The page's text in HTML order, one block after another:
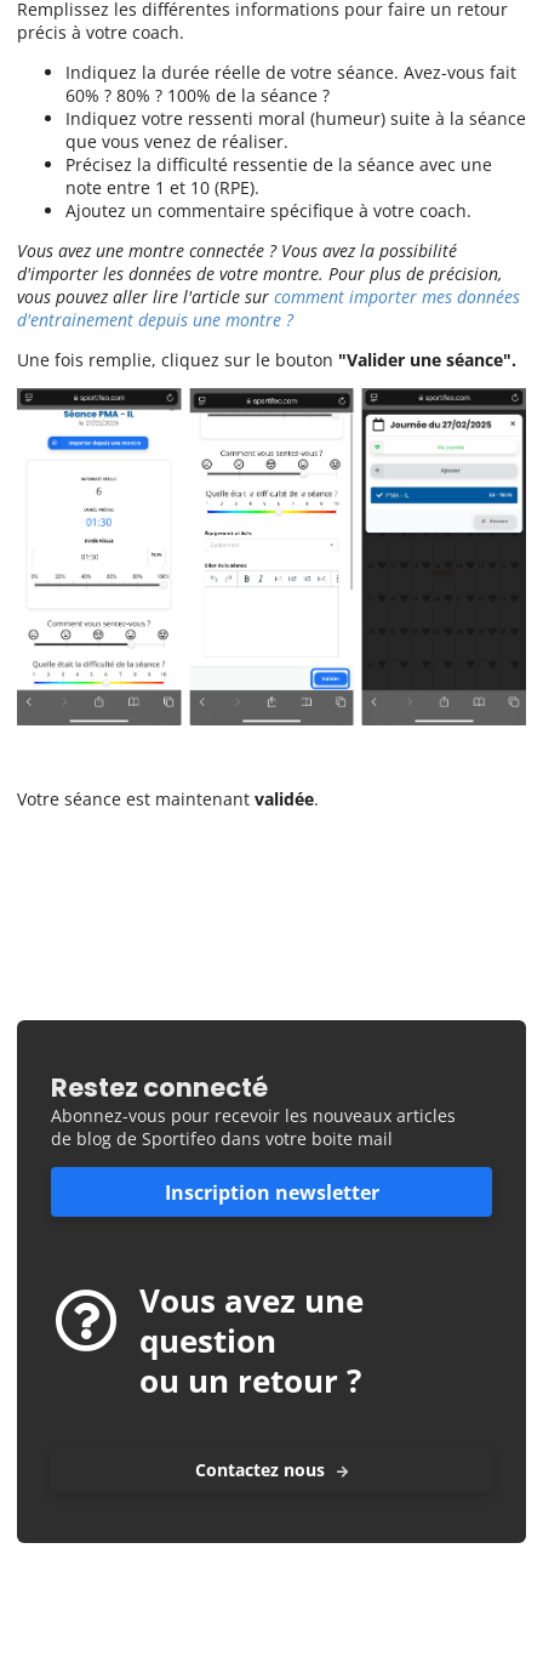
Remplissez les différentes informations pour faire un retour
précis à votre coach.
Indiquez la durée réelle de votre séance. Avez-vous fait
60% ? 80% ? 100% de la séance ?
Indiquez votre ressenti moral (humeur) suite à la séance
que vous venez de réaliser.
Précisez la difficulté ressentie de la séance avec une
note entre 1 et 10 (RPE).
Ajoutez un commentaire spécifique à votre coach.
Vous avez une montre connectée ? Vous avez la possibilité
d'importer les données de votre montre. Pour plus de précision,
vous pouvez aller lire l'article sur comment importer mes données
d'entrainement depuis une montre ?
Une fois remplie, cliquez sur le bouton "Valider une séance".
Votre séance est maintenant validée.
Restez connecté
Abonnez-vous pour recevoir les nouveaux articles
de blog de Sportifeo dans votre boite mail
Inscription newsletter
Vous avez une
question
ou un retour ?
Contactez nous